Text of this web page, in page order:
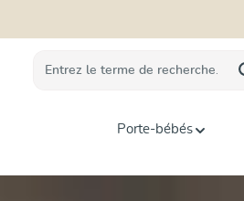
Porte-bébés